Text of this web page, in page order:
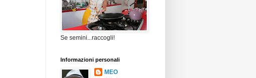
Se semini...raccogli!
Informazioni personali
MEO